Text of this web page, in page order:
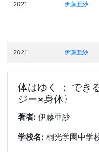
2021 伊藤亜紗
2021 伊藤亜紗
体はゆく ： でき
ジー×身体〉
著者: 伊藤亜紗
学校名: 桐光学園中学